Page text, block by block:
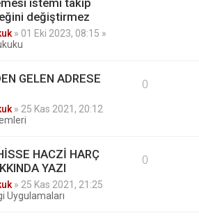
istemi takip
değiştirmez
» 01 Eki 2023, 08:15 »
GELEN ADRESE
» 25 Kas 2021, 20:12
0
HACZİ HARÇ
YAZI
» 25 Kas 2021, 21:25
Uygulamaları
0